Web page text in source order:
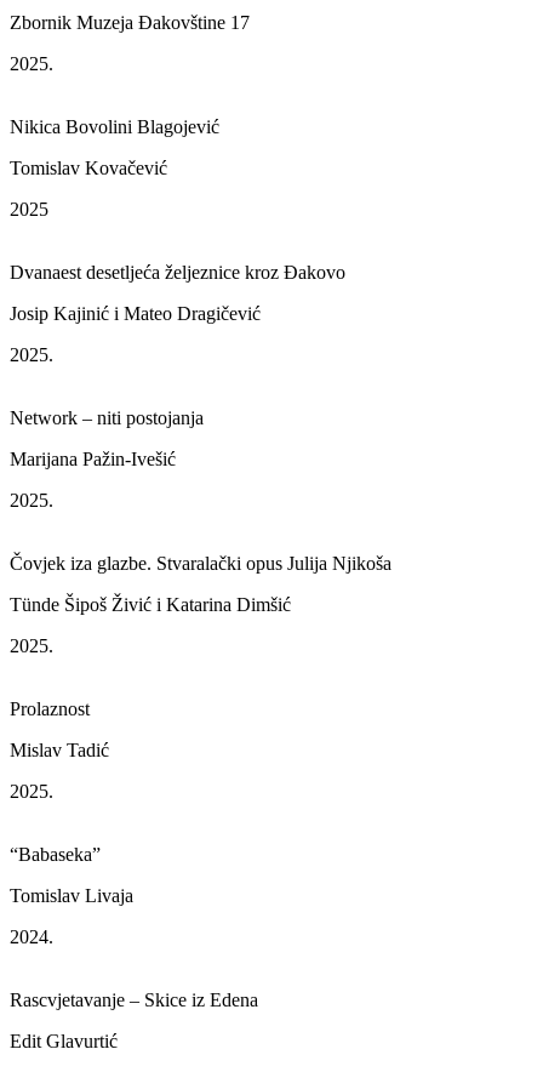
Zbornik Muzeja Đakovštine 17
2025.
Nikica Bovolini Blagojević
Tomislav Kovačević
2025
Dvanaest desetljeća željeznice kroz Đakovo
Josip Kajinić i Mateo Dragičević
2025.
Network – niti postojanja
Marijana Pažin-Ivešić
2025.
Čovjek iza glazbe. Stvaralački opus Julija Njikoša
Tünde Šipoš Živić i Katarina Dimšić
2025.
Prolaznost
Mislav Tadić
2025.
“Babaseka”
Tomislav Livaja
2024.
Rascvjetavanje – Skice iz Edena
Edit Glavurtić